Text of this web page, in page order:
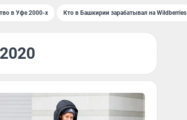
в Уфе 2000-х Кто в Башкирии зарабатывал на Wildberries